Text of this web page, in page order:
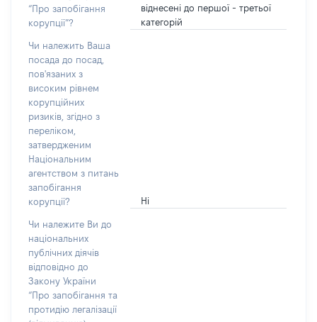
“Про запобігання
корупції”?
віднесені до першої - третьої
категорій
Чи належить Ваша
посада до посад,
пов'язаних з
високим рівнем
корупційних
ризиків, згідно з
переліком,
затвердженим
Національним
агентством з питань
запобігання
корупції?
Ні
Чи належите Ви до
національних
публічних діячів
відповідно до
Закону України
“Про запобігання та
протидію легалізації